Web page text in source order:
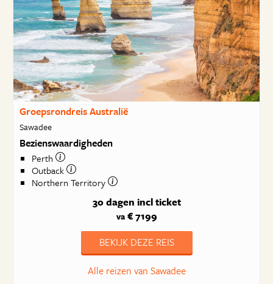
Groepsrondreis Australië
Sawadee
Bezienswaardigheden
Perth
Outback
Northern Territory
30 dagen incl ticket
va€ 7199
BEKIJK DEZE REIS
Alle reizen van Sawadee